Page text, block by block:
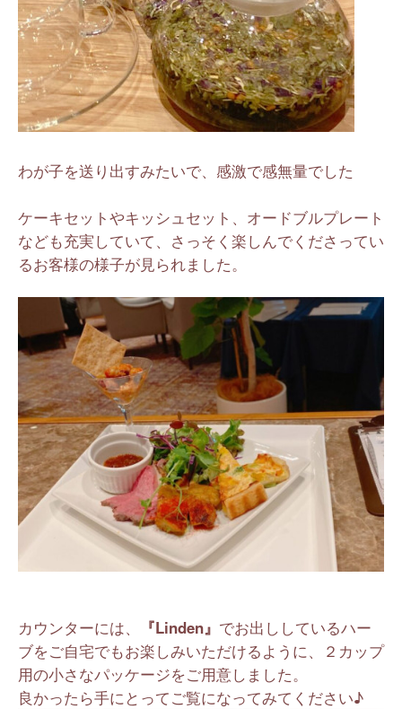
わが子を送り出すみたいで、感激で感無量でした
ケーキセットやキッシュセット、オードブルプレート
なども充実していて、さっそく楽しんでくださってい
るお客様の様子が見られました。
カウンターには、 『Linden』 でお出ししているハー
ブをご自宅でもお楽しみいただけるように、２カップ
用の小さなパッケージをご用意しました。
良かったら手にとってご覧になってみてください♪